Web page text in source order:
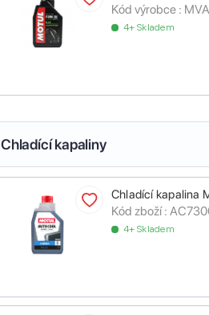
Kód výrobce :
4+ Skladem
Chladící kapaliny
Chladící kapalina
Kód zboží :
4+ Skladem